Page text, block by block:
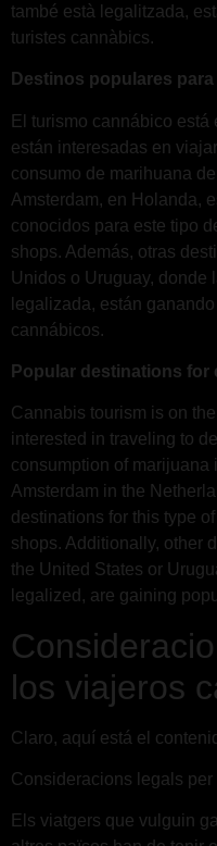
també està legalitzada,
turistes cannàbics.
Destinos populares
El turismo cannábico
están interesadas en
consumo de marihuana
Amsterdam, en Holanda,
conocidos para este tipo
shops. Además, otras
Unidos o Uruguay, donde
legalizada, están
cannábicos.
Popular destinations for
Cannabis tourism is on
interested in traveling to
consumption of marijuana
Amsterdam in the
destinations for this type
shops. Additionally, other
the United States or
legalized, are gaining
los viajeros
Claro, aquí está el
Consideracions legals
Els viatgers que vulguin